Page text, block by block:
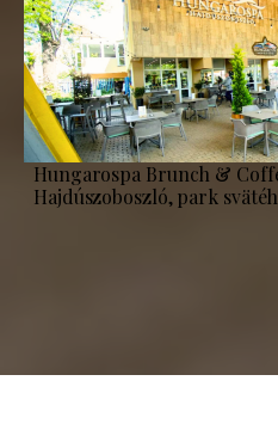
Hungarospa Brunch &
Hajdúszoboszló, park